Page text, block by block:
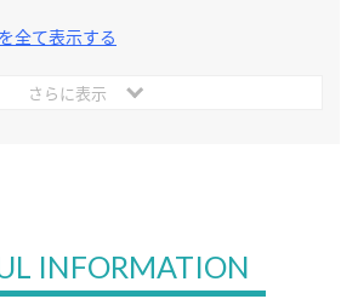
全て表示する
さらに表示
INFORMATION